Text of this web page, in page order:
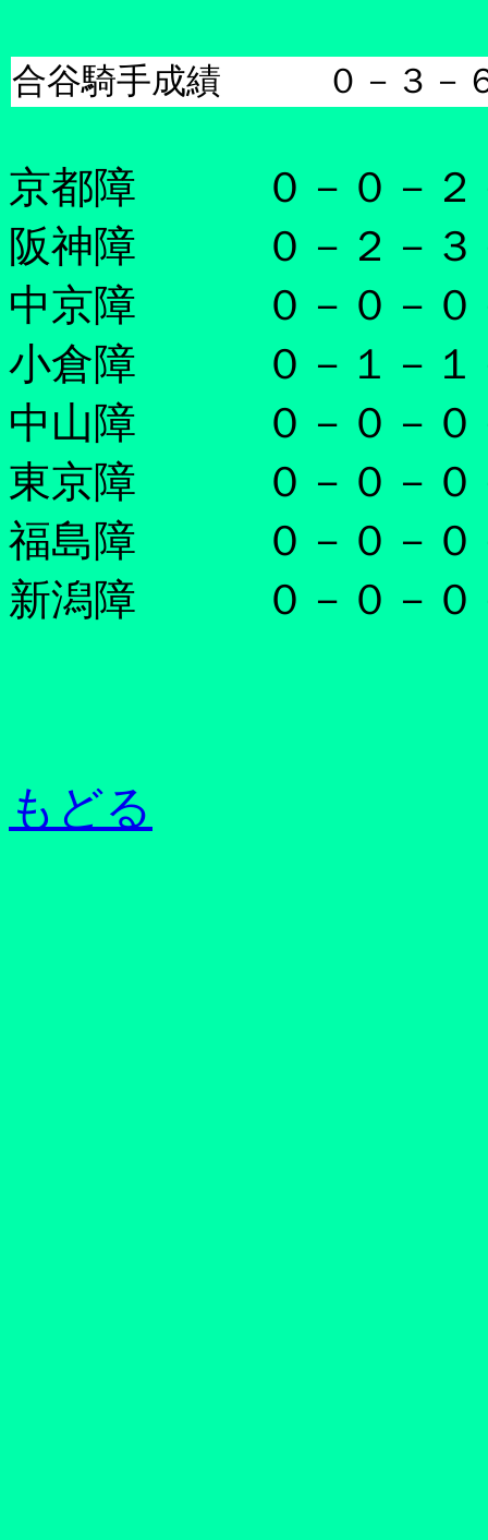
合谷騎手成績 ０－３－
京都障 ０－
阪神障 ０－
中京障 ０－０－０
小倉障 ０－
中山障 ０－
東京障 ０－０－０
福島障 ０－
新潟障 ０－０－０
もどる